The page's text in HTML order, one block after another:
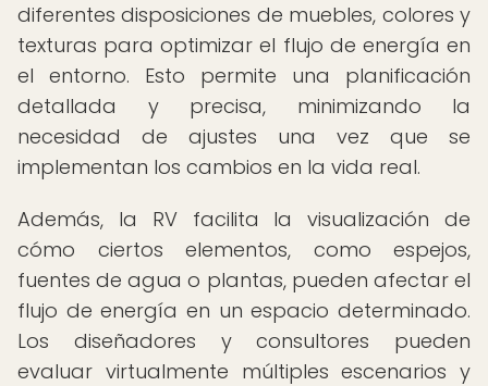
diferentes disposiciones de muebles, colores y
texturas para optimizar el flujo de energía en
el entorno. Esto permite una planificación
detallada y precisa, minimizando la
necesidad de ajustes una vez que se
implementan los cambios en la vida real.
Además, la RV facilita la visualización de
cómo ciertos elementos, como espejos,
fuentes de agua o plantas, pueden afectar el
flujo de energía en un espacio determinado.
Los diseñadores y consultores pueden
evaluar virtualmente múltiples escenarios y